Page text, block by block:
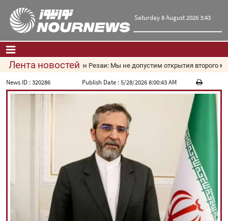
Saturday 8 August 2026 3:43
Главная|Контакты|О нас
Культура и общество
Мультимедиа
فارسی English العربیه|
עברית 中文 |
Лента новостейМохсен Резаи: Мы не допустим открытия второго
News ID :320286 Publish Date :5/28/2026 8:00:43 AM